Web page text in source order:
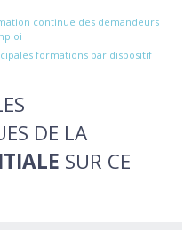
continue des demandeurs
formations par dispositif
DE LA
SUR CE